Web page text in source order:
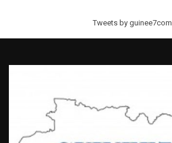
Tweets by guinee7com